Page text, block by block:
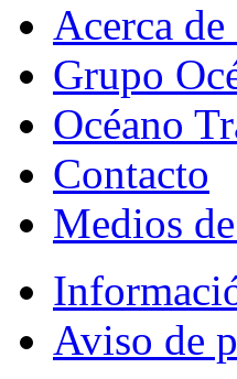
Acerca de
Grupo
Océano
Contacto
Medios
Aviso de